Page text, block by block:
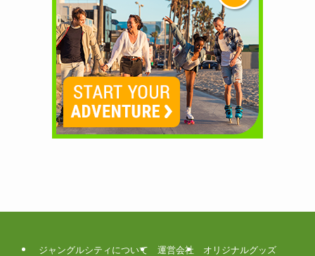
ジャングルシティについて 運営会社
オリジナルグッズ